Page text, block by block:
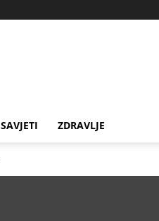
SAVJETI ZDRAVLJE